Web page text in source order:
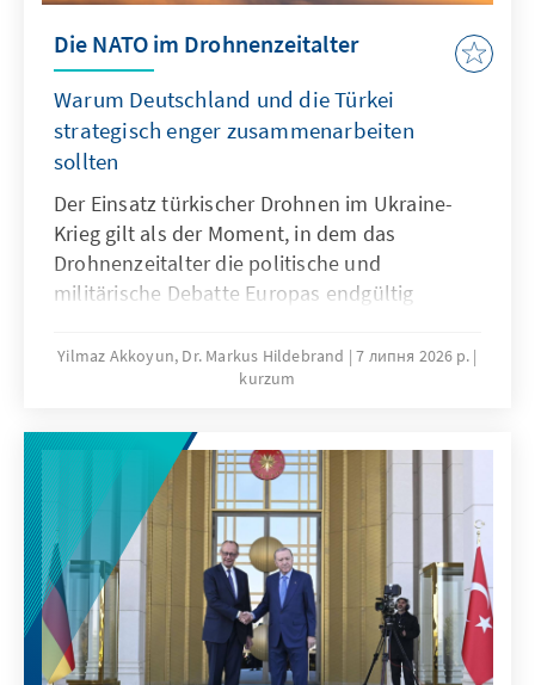
Die NATO im Drohnenzeitalter
Warum Deutschland und die Türkei
strategisch enger zusammenarbeiten
sollten
Der Einsatz türkischer Drohnen im Ukraine-
Krieg gilt als der Moment, in dem das
Drohnenzeitalter die politische und
militärische Debatte Europas endgültig
Conference® 2026 unterstrich die wachsende
Bedeutung der Türkei als Produzent
dem Ankara NATO-Gipfel 2026 hat sich der
Arbeitskreis Junge Außenpolitik mit diesem
Thema befasst: Eine strategische
Sicherheitspartnerschaft mit der Türkei im
Bereich der Drohnenentwicklung sollte
wichtiger Bestandteil deutscher und
europäischer sicherheitspolitischer
Überlegungen sein.
Yilmaz Akkoyun, Dr. Markus Hildebrand
7 липня 2026 р.
kurzum